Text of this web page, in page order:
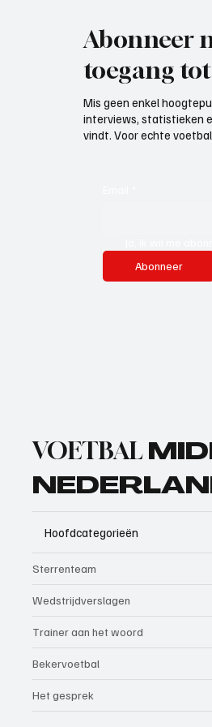
Abonneer
toegang
Mis geen enkel
interviews, statistieken
vindt. Voor echte
Abonneer
VOETBAL
Hoofdcategorieën
Sterrenteam
Wedstrijdverslagen
Trainer aan het woord
Bekervoetbal
Het gesprek